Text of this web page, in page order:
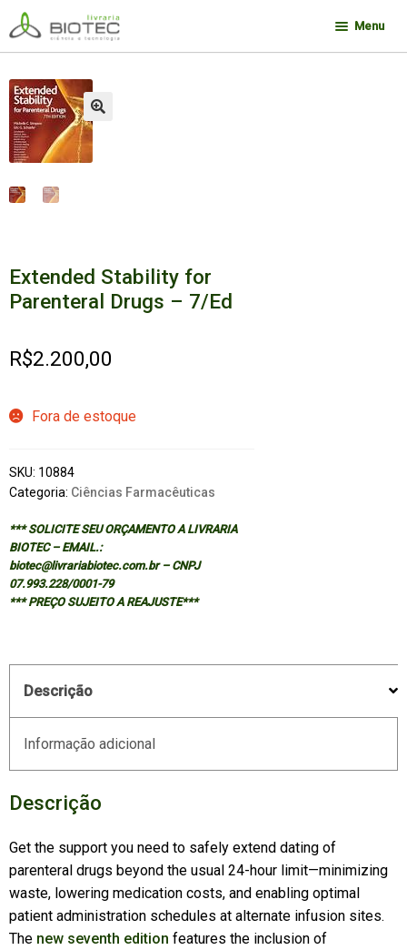
Pular
para
navegação
Pular
para
o
conteúdo
Menu
🔍
Extended Stability for
Parenteral Drugs – 7/Ed
R$2.200,00
Fora de estoque
SKU: 10884
Categoria: Ciências Farmacêuticas
*** SOLICITE SEU ORÇAMENTO A LIVRARIA
BIOTEC – EMAIL.:
biotec@livrariabiotec.com.br – CNPJ
07.993.228/0001-79
*** PREÇO SUJEITO A REAJUSTE***
Descrição
Informação adicional
Descrição
Get the support you need to safely extend dating of
parenteral drugs beyond the usual 24-hour limit—minimizing
waste, lowering medication costs, and enabling optimal
patient administration schedules at alternate infusion sites.
Thenew seventh edition features the inclusion of